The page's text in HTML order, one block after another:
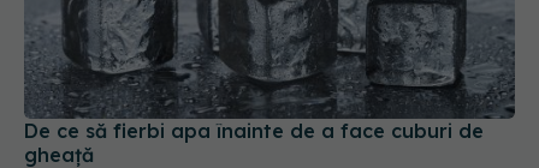
De ce să fierbi apa înainte de a face cuburi de
gheață